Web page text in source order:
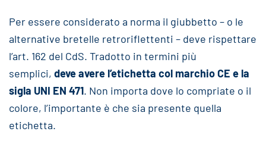
Per essere considerato a norma il giubbetto – o le
alternative bretelle retroriflettenti – deve rispettare
l’art. 162 del CdS. Tradotto in termini più
semplici, deve avere l’etichetta col marchio CE e la
sigla UNI EN 471. Non importa dove lo compriate o il
colore, l’importante è che sia presente quella
etichetta.